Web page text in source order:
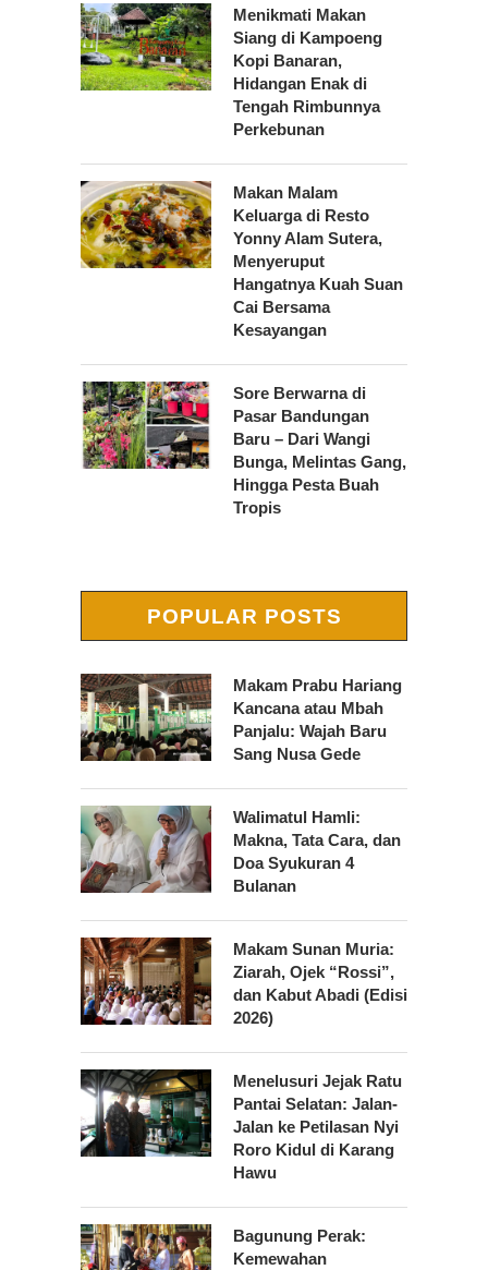
Menikmati Makan
Siang di Kampoeng
Kopi Banaran,
Hidangan Enak di
Tengah Rimbunnya
Perkebunan
Makan Malam
Keluarga di Resto
Yonny Alam Sutera,
Menyeruput
Hangatnya Kuah Suan
Cai Bersama
Kesayangan
Sore Berwarna di
Pasar Bandungan
Baru – Dari Wangi
Bunga, Melintas Gang,
Hingga Pesta Buah
Tropis
POPULAR POSTS
Makam Prabu Hariang
Kancana atau Mbah
Panjalu: Wajah Baru
Sang Nusa Gede
Walimatul Hamli:
Makna, Tata Cara, dan
Doa Syukuran 4
Bulanan
Makam Sunan Muria:
Ziarah, Ojek “Rossi”,
dan Kabut Abadi (Edisi
2026)
Menelusuri Jejak Ratu
Pantai Selatan: Jalan-
Jalan ke Petilasan Nyi
Roro Kidul di Karang
Hawu
Bagunung Perak:
Kemewahan